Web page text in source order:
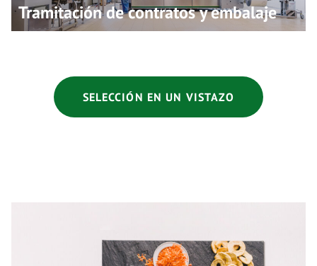
Tramitación de contratos y embalaje
SELECCIÓN EN UN VISTAZO